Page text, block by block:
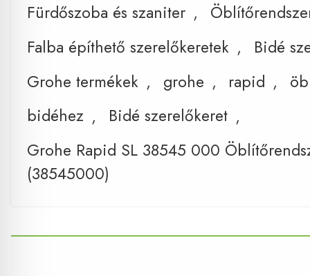
Fürdőszoba és szaniter ,
Falba építhető szerelőkeretek ,
Bidé
Grohe termékek , grohe , rapid ,
bidéhez , Bidé szerelőkeret ,
Grohe Rapid SL 38545 000
(38545000)